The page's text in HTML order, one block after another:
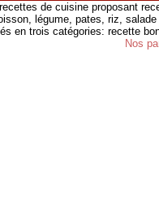
de cuisine proposant
légume, pates, riz,
en trois catégories: recette
Nos